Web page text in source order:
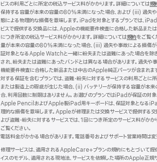
ビスの利用ごとに所定の税込サービス料がかかります。詳細については規
保持する容量が本来の容量の80%未満になった場合、および (iii) 過失や
態による物理的な損傷を意味します。iPadを対象とするプランでは、
ビスで提供する交換品には、Appleの機能要件検査に合格した新品また
につき所定の税込サービス料がかかります。詳細については規約（新
規
ウ
イ
ン
ド
ウ
で
開
き
ま
をご覧く
量が本来の容量の80%未満になった場合、(iii) 過失や事故による損傷
証対象となるApple Watchと一緒に紛失または盗難にあった場合を除き
され、紛失または盗難にあったバンドとは異なる場合があります。過失
機能要件検査に合格した新品または中古のApple純正パーツが含まれます
対する保証を含むプランでは、盗難・紛失に対するサービスの利用ごとに
または製造上の瑕疵が生じた場合、(ii) バッテリーが保持する容量が本
合、利用回数に制限はありません。お選びのプランではiPadが保証の
Apple PencilおよびApple製iPad用キーボードは、保証対象となるiPad
理的な損傷を意味します。Appleが修理または交換サービスで提供する
よび盗難・紛失に対するサービスでは、1回につき所定のサービス料がか
ご覧ください。
電話料金がかかる場合があります。電話番号およびサポート営業時間は変
修理サービスは、適用されるAppleCare+プランの規約にもとづいて提
イスのモデル、適用される現地法、サービスを依頼した場所のApple正規